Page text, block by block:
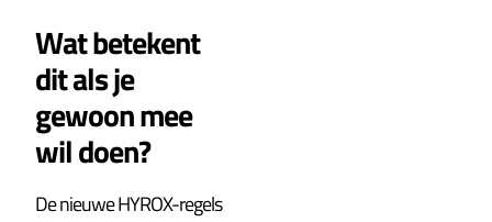
Wat betekent
dit als je
gewoon mee
wil doen?
De nieuwe HYROX-regels